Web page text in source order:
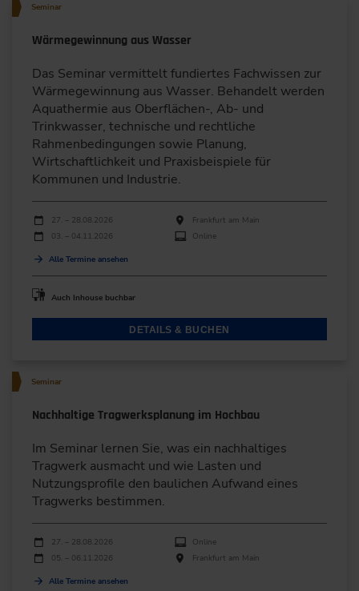
Seminar
Wärmegewinnung aus Wasser
Das Seminar vermittelt fundiertes Fachwissen zur
Wärmegewinnung aus Wasser. Behandelt werden
Aquathermie aus Oberflächen-, Ab- und
Trinkwasser, technische und rechtliche
Rahmenbedingungen sowie Planung,
Wirtschaftlichkeit und Praxisbeispiele für
Kommunen und Industrie.
Durchführungen
Veranstaltungsdatum Veranstaltungsort
27. – 28.08.2026
Frankfurt am Main
03. – 04.11.2026
Online
Alle Termine ansehen
Auch Inhouse buchbar
DETAILS & BUCHEN
Seminar
Nachhaltige Tragwerksplanung im Hochbau
Im Seminar lernen Sie, was ein nachhaltiges
Tragwerk ausmacht und wie Lasten und
Nutzungsprofile den baulichen Aufwand eines
Tragwerks bestimmen.
Durchführungen
Veranstaltungsdatum Veranstaltungsort
27. – 28.08.2026
Online
05. – 06.11.2026
Frankfurt am Main
Alle Termine ansehen